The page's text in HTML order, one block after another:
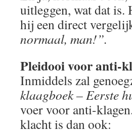
uitleggen, wat dat is.
hij een direct
normaal, man!”.
Pleidooi voor anti-
Inmiddels zal
klaagboek – Eerste
voer voor anti-
klacht is dan ook: